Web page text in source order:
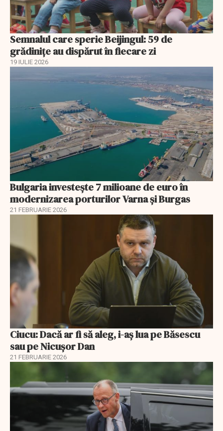
Semnalul care sperie Beijingul: 59 de
grădinițe au dispărut în fiecare zi
19 IULIE 2026
Bulgaria investește 7 milioane de euro în
modernizarea porturilor Varna și Burgas
21 FEBRUARIE 2026
Ciucu: Dacă ar fi să aleg, i-aș lua pe Băsescu
sau pe Nicușor Dan
21 FEBRUARIE 2026